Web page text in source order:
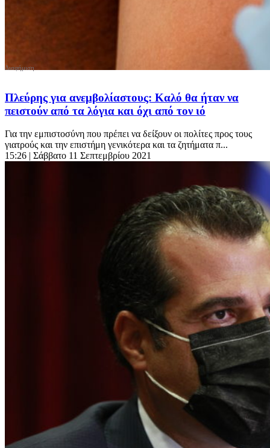
Πλεύρης για ανεμβολίαστους: Καλό θα ήταν να
πειστούν από τα λόγια και όχι από τον ιό
Για την εμπιστοσύνη που πρέπει να δείξουν οι πολίτες προς τους
γιατρούς και την επιστήμη γενικότερα και τα ζητήματα π...
15:26 | Σάββατο 11 Σεπτεμβρίου 2021